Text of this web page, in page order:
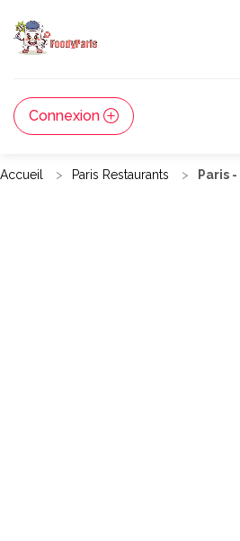
Connexion
Accueil Paris Restaurants Paris